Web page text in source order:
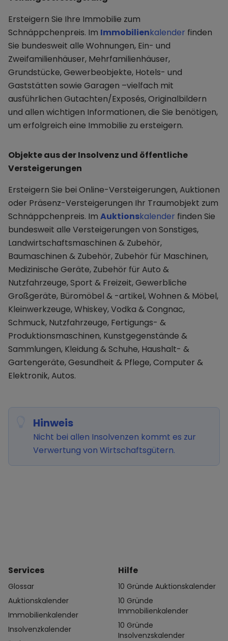
Ersteigern Sie Ihre Immobilie zum
Schnäppchenpreis. Im Immobilienkalender finden
Sie bundesweit alle Wohnungen, Ein- und
Zweifamilienhäuser, Mehrfamilienhäuser,
Grundstücke, Gewerbeobjekte, Hotels- und
Gaststätten sowie Garagen –vielfach mit
ausführlichen Gutachten/Exposés, Originalbildern
und allen wichtigen Informationen, die Sie benötigen,
um erfolgreich eine Immobilie zu ersteigern.
Objekte aus der Insolvenz und öffentliche
Versteigerungen
Ersteigern Sie bei Online-Versteigerungen, Auktionen
oder Präsenz-Versteigerungen Ihr Traumobjekt zum
Schnäppchenpreis. Im Auktionskalender finden Sie
bundesweit alle Versteigerungen von Sonstiges,
Landwirtschaftsmaschinen & Zubehör,
Baumaschinen & Zubehör, Zubehör für Maschinen,
Medizinische Geräte, Zubehör für Auto &
Nutzfahrzeuge, Sport & Freizeit, Gewerbliche
Großgeräte, Büromöbel & -artikel, Wohnen & Möbel,
Kleinwerkzeuge, Whiskey, Vodka & Congnac,
Schmuck, Nutzfahrzeuge, Fertigungs- &
Produktionsmaschinen, Kunstgegenstände &
Sammlungen, Kleidung & Schuhe, Haushalt- &
Gartengeräte, Gesundheit & Pflege, Computer &
Elektronik, Autos.
Hinweis
Nicht bei allen Insolvenzen kommt es zur
Verwertung von Wirtschaftsgütern.
Services
Glossar
Auktionskalender
Immobilienkalender
Insolvenzkalender
Hilfe
10 Gründe Auktionskalender
10 Gründe
Immobilienkalender
10 Gründe
Insolvenzskalender